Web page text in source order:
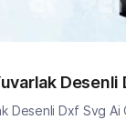
Desenli
Desenli Dxf Svg Ai